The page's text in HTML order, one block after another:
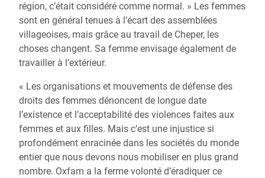
région, c’était considéré comme normal. » Les femmes
sont en général tenues à l’écart des assemblées
villageoises, mais grâce au travail de Cheper, les
choses changent. Sa femme envisage également de
travailler à l’extérieur.
« Les organisations et mouvements de défense des
droits des femmes dénoncent de longue date
l’existence et l’acceptabilité des violences faites aux
femmes et aux filles. Mais c’est une injustice si
profondément enracinée dans les sociétés du monde
entier que nous devons nous mobiliser en plus grand
nombre. Oxfam a la ferme volonté d’éradiquer ce